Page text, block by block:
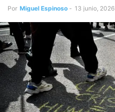
Por Miguel Espinoso - 13 junio, 2026